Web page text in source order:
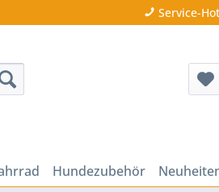
Service-
Hundezubehör